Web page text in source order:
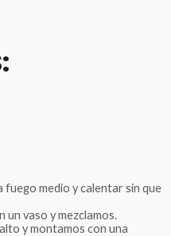
fuego medio y calentar sin que
un vaso y mezclamos.
y montamos con una